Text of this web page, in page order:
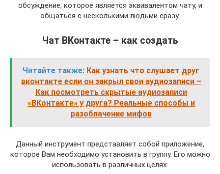
обсуждение, которое является эквивалентом чату, и
общаться с несколькими людьми сразу.
Чат ВКонтакте – как создать
Читайте также: Как узнать что слушает друг
вконтакте если он закрыл свои аудиозаписи –
Как посмотреть скрытые аудиозаписи
«ВКонтакте» у друга? Реальные способы и
разоблачение мифов
Данный инструмент представляет собой приложение,
которое Вам необходимо установить в группу. Его можно
использовать в различных целях: